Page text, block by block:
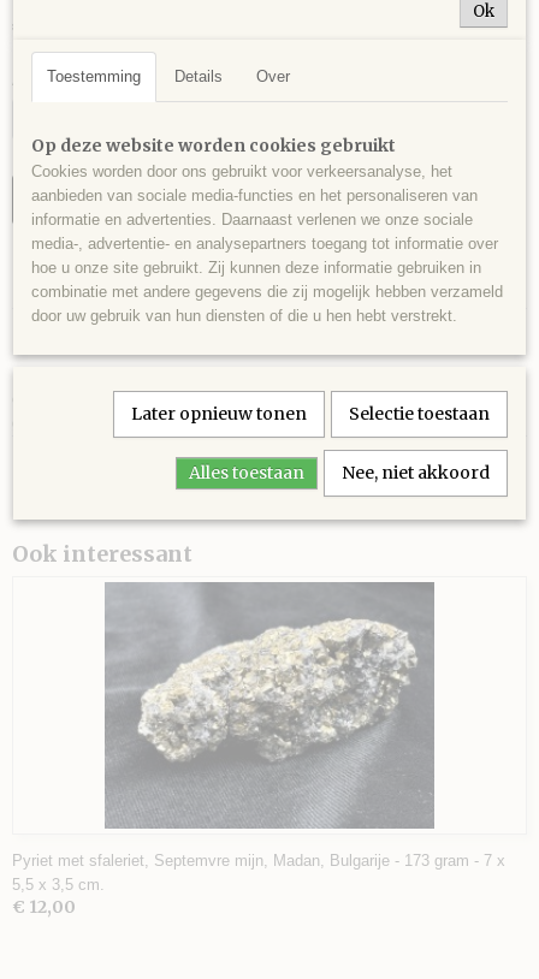
€ 13,00
Aantal
IN WINKELWAGEN
Specificaties
Productcode
Omschrijving
gram - 5,5 x 4,5 x 3 cm.
Ook interessant
Pyriet met sfaleriet, Septemvre mijn, Madan, Bulgarije - 173 gram - 7 x
5,5 x 3,5 cm.
€ 12,00
Ok
Toestemming Details Over
Op deze website worden cookies gebruikt
Cookies worden door ons gebruikt voor verkeersanalyse, het
aanbieden van sociale media-functies en het personaliseren van
informatie en advertenties. Daarnaast verlenen we onze sociale
media-, advertentie- en analysepartners toegang tot informatie over
hoe u onze site gebruikt. Zij kunnen deze informatie gebruiken in
combinatie met andere gegevens die zij mogelijk hebben verzameld
door uw gebruik van hun diensten of die u hen hebt verstrekt.
Later opnieuw tonen Selectie toestaan
Alles toestaan Nee, niet akkoord